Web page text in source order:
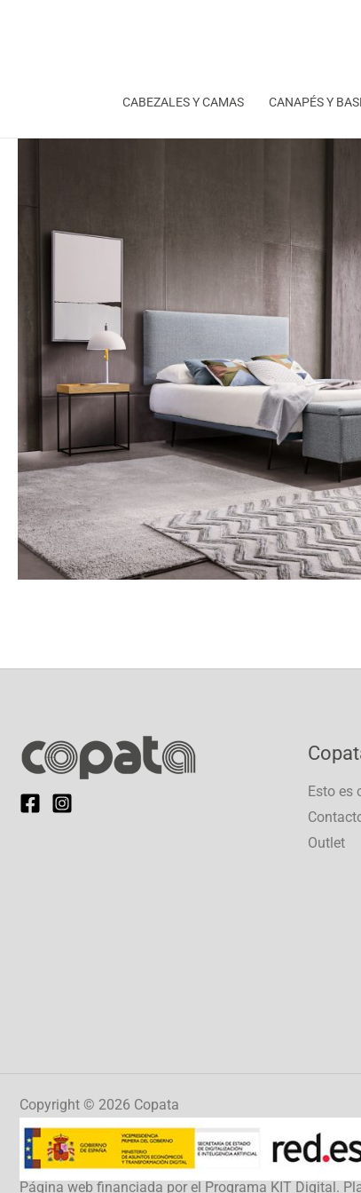
CABEZALES Y CAMAS CANAPÉS Y
Esto es
Outlet
Copyright © 2026 Copata
Página web financiada por el Programa KIT Digital.